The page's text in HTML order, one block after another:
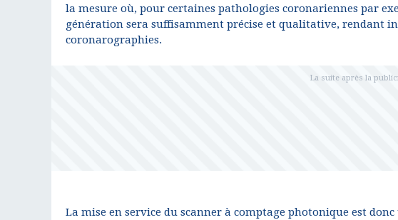
la mesure où, pour certaines pathologies coronariennes par
génération sera suffisamment précise et qualitative, rendant
coronarographies.
La mise en service du scanner à comptage photonique est